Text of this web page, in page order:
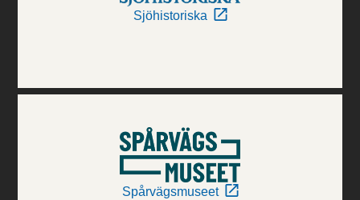
Sjöhistoriska
Spårvägsmuseet